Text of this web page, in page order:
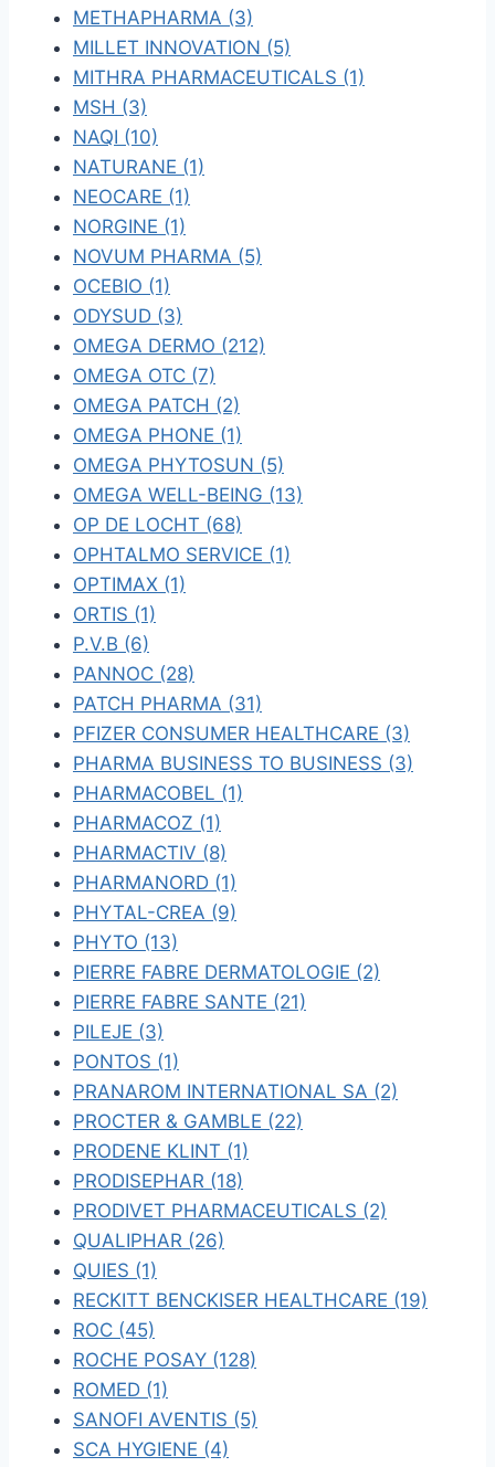
METHAPHARMA (3)
MILLET INNOVATION (5)
MITHRA PHARMACEUTICALS (1)
MSH (3)
NAQI (10)
NATURANE (1)
NEOCARE (1)
NORGINE (1)
NOVUM PHARMA (5)
OCEBIO (1)
ODYSUD (3)
OMEGA DERMO (212)
OMEGA OTC (7)
OMEGA PATCH (2)
OMEGA PHONE (1)
OMEGA PHYTOSUN (5)
OMEGA WELL-BEING (13)
OP DE LOCHT (68)
OPHTALMO SERVICE (1)
OPTIMAX (1)
ORTIS (1)
P.V.B (6)
PANNOC (28)
PATCH PHARMA (31)
PFIZER CONSUMER HEALTHCARE (3)
PHARMA BUSINESS TO BUSINESS (3)
PHARMACOBEL (1)
PHARMACOZ (1)
PHARMACTIV (8)
PHARMANORD (1)
PHYTAL-CREA (9)
PHYTO (13)
PIERRE FABRE DERMATOLOGIE (2)
PIERRE FABRE SANTE (21)
PILEJE (3)
PONTOS (1)
PRANAROM INTERNATIONAL SA (2)
PROCTER & GAMBLE (22)
PRODENE KLINT (1)
PRODISEPHAR (18)
PRODIVET PHARMACEUTICALS (2)
QUALIPHAR (26)
QUIES (1)
RECKITT BENCKISER HEALTHCARE (19)
ROC (45)
ROCHE POSAY (128)
ROMED (1)
SANOFI AVENTIS (5)
SCA HYGIENE (4)